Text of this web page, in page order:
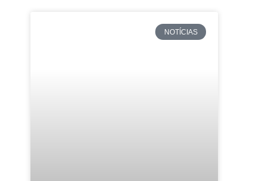
NOTÍCIAS